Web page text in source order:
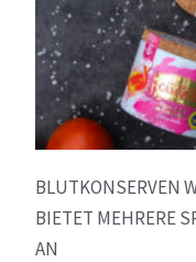
BLUTKONSERVEN
BIETET MEHRERE
AN